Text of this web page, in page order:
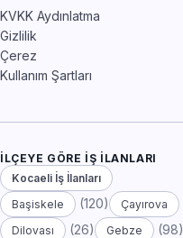
KVKK Aydınlatma
Gizlilik
Çerez
Kullanım Şartları
İLÇEYE GÖRE İŞ İLANLARI
Kocaeli İş İlanları
Başiskele
(120) Çayırova
Dilovası (26) Gebze (98)